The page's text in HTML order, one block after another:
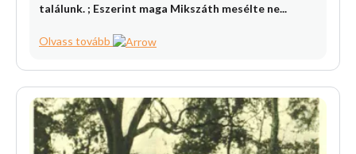
találunk. ; Eszerint maga Mikszáth mesélte ne...
Olvass tovább